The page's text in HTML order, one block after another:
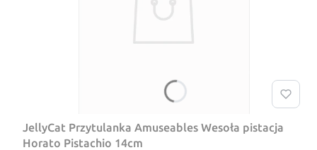
JellyCat Przytulanka Amuseables Wesoła pistacja
Horato Pistachio 14cm